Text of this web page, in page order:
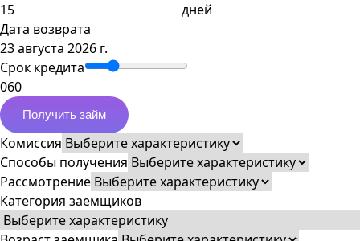
дней
Дата возврата
23 августа 2026 г.
Срок кредита
060
Получить займ
Комиссия
Способы получения
Рассмотрение
Категория заемщиков